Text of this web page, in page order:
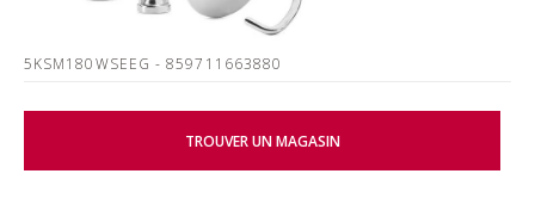
5KSM180WSEEG- 859711663880
TROUVER UN MAGASIN